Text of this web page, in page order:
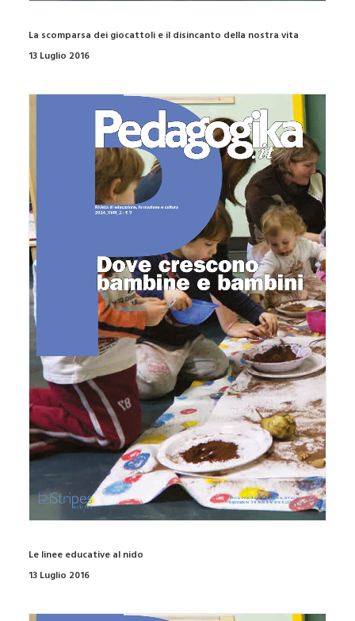
La scomparsa dei giocattoli e il disincanto della nostra vita
13 Luglio 2016
Le linee educative al nido
13 Luglio 2016